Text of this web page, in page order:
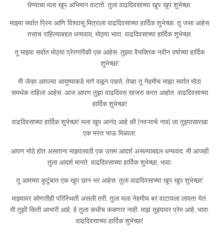
घेण्याचा मला खूप अभिमान वाटतो. तुला वाढदिवसाच्या खूप खूप शुभेच्छा.
माझ्या सर्वात प्रिय आणि विश्वासू मित्राला वाढदिवसाच्या हार्दिक शुभेच्छा. तू जसा आहेस
तसाच राहिल्याबद्दल धन्यवाद. मोठ्या भावा, वाढदिवसाच्या हार्दिक शुभेच्छा.
तू माझ्या सर्वात मोठ्या प्रेरणांपैकी एक आहेस. तुझ्या वैयक्तिक नवीन वर्षाच्या हार्दिक
शुभेच्छा!
मी जेव्हा आपल्या आयुष्याकडे मागे वळून पाहते, तेव्हा तू नेहमीच माझा सर्वात मोठा
समर्थक राहिला आहेस. आज आपण तुझा वाढदिवस साजरा करत आहोत. वाढदिवसाच्या
हार्दिक शुभेच्छा!
वाढदिवसाच्या हार्दिक शुभेच्छा! मला खूप आनंद आहे की [नवऱ्याचे नाव] ला तुझ्यासारखा
एक मस्त भाऊ मिळाला.
आपण मोठे होत असताना माझ्यासाठी एक उत्तम आदर्श असल्याबद्दल धन्यवाद. मी आजही
तुला आदर्श मानते. वाढदिवसाच्या हार्दिक शुभेच्छा, भावा.
तू आमच्या कुटुंबात एक खूप छान भर आहेस. तुला वाढदिवसाच्या खूप खूप शुभेच्छा!
माझ्यावर कोणतीही परिस्थिती असली तरी, तुला मला नेहमीच बरं वाटायला लावता येतं.
मी तुझी किती आभारी आहे, हे तुला कधीच कळणार नाही. माझं तुझ्यावर प्रेम आहे, भावा.
वाढदिवसाच्या हार्दिक शुभेच्छा!